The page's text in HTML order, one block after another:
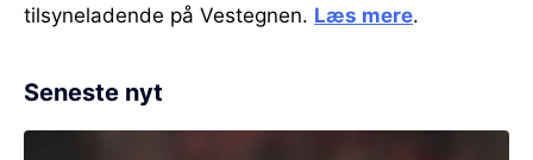
tilsyneladende på Vestegnen. Læs mere.
Seneste nyt